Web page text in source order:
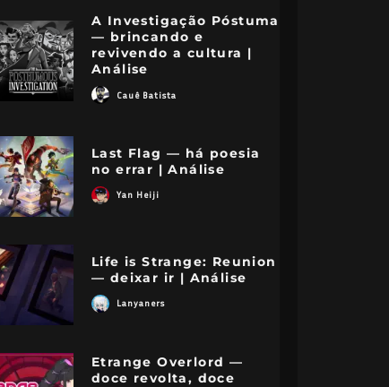
A Investigação Póstuma
— brincando e
revivendo a cultura |
Análise
Cauê Batista
Last Flag — há poesia
no errar | Análise
Yan Heiji
Life is Strange: Reunion
— deixar ir | Análise
Lanyaners
Etrange Overlord —
doce revolta, doce